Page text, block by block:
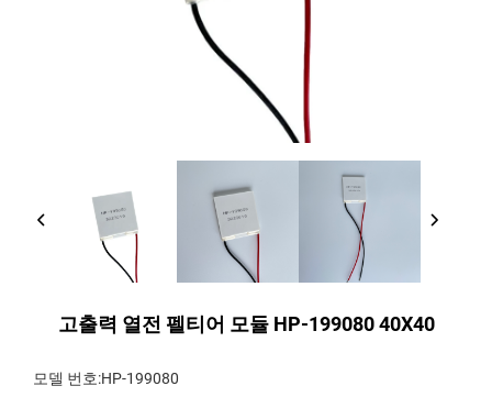
고출력 열전 펠티어 모듈 HP-199080 40X40
모델 번호:HP-199080